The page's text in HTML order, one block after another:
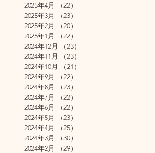
2025年4月
（22）
2025年3月
（23）
2025年2月
（20）
2025年1月
（22）
2024年12月
（23）
2024年11月
（23）
2024年10月
（21）
2024年9月
（22）
2024年8月
（23）
2024年7月
（22）
2024年6月
（22）
2024年5月
（23）
2024年4月
（25）
2024年3月
（30）
2024年2月
（29）